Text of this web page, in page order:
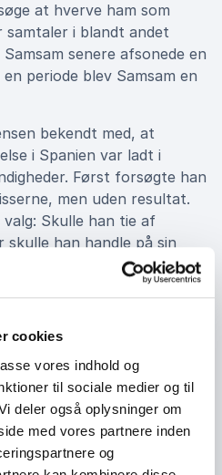
cookies
vores indhold og
til sociale medier og til
deler også oplysninger om
med vores partnere inden
og
at hverve ham som
samtaler i blandt andet
senere afsonede en
periode blev Samsam en
bekendt med, at
i Spanien var ladt i
Først forsøgte han
men uden resultat.
Skulle han tie af
han handle på sin
at det kunne koste
karriere, han havde
oprejsning
Jesper Kristensen blev
for landsskadelig
gennem et belastende